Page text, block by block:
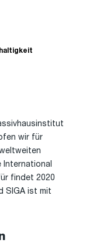
wir für
International
findet 2020
SIGA ist mit